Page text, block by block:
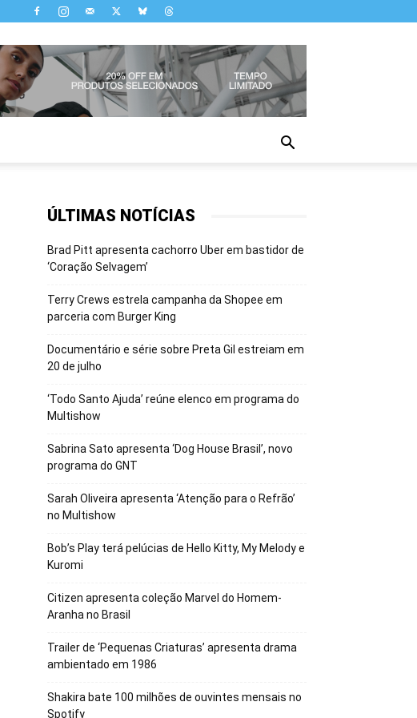
ÚLTIMAS NOTÍCIAS
Brad Pitt apresenta cachorro Uber em bastidor de
‘Coração Selvagem’
Terry Crews estrela campanha da Shopee em
parceria com Burger King
Documentário e série sobre Preta Gil estreiam em
20 de julho
‘Todo Santo Ajuda’ reúne elenco em programa do
Multishow
Sabrina Sato apresenta ‘Dog House Brasil’, novo
programa do GNT
Sarah Oliveira apresenta ‘Atenção para o Refrão’
no Multishow
Bob’s Play terá pelúcias de Hello Kitty, My Melody e
Kuromi
Citizen apresenta coleção Marvel do Homem-
Aranha no Brasil
Trailer de ‘Pequenas Criaturas’ apresenta drama
ambientado em 1986
Shakira bate 100 milhões de ouvintes mensais no
Spotify